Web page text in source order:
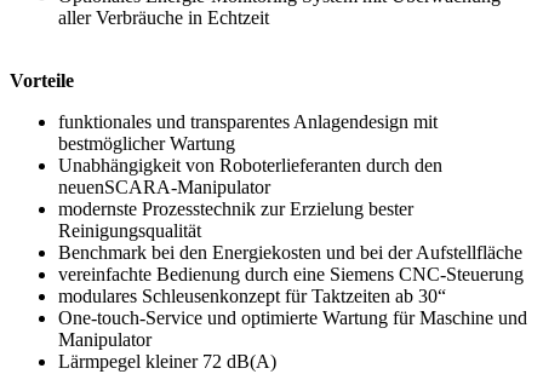
aller Verbräuche in Echtzeit
Vorteile
funktionales und transparentes Anlagendesign mit
bestmöglicher Wartung
Unabhängigkeit von Roboterlieferanten durch den
neuenSCARA-Manipulator
modernste Prozesstechnik zur Erzielung bester
Reinigungsqualität
Benchmark bei den Energiekosten und bei der Aufstellfläche
vereinfachte Bedienung durch eine Siemens CNC-Steuerung
modulares Schleusenkonzept für Taktzeiten ab 30“
One-touch-Service und optimierte Wartung für Maschine und
Manipulator
Lärmpegel kleiner 72 dB(A)